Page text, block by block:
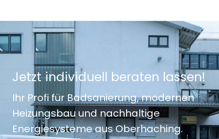
Jetzt individuell beraten lassen!
Ihr Profi für Badsanierung, modernen
Heizungsbau und nachhaltige
Energiesysteme aus Oberhaching.